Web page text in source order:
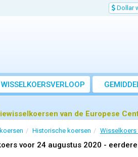
Dollar
WISSELKOERSVERLOOP
van de Europese
Historische koersen Wisselkoers
voor 24 augustus 2020 -